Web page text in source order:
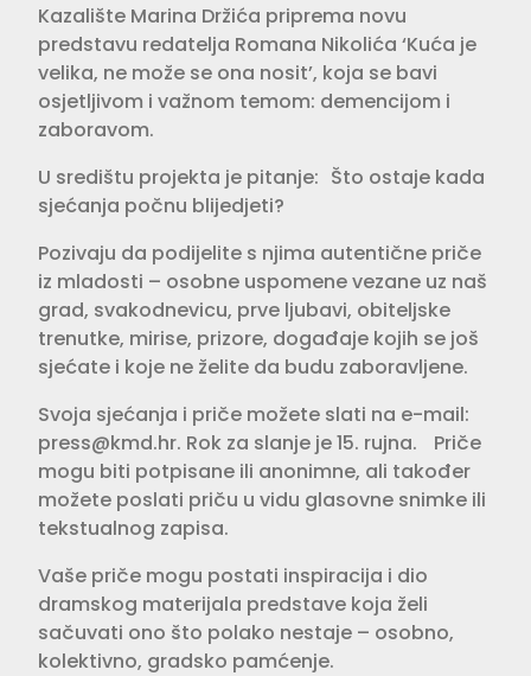
Kazalište Marina Držića priprema novu
predstavu redatelja Romana Nikolića ‘Kuća je
velika, ne može se ona nosit’, koja se bavi
osjetljivom i važnom temom: demencijom i
zaboravom.
U središtu projekta je pitanje: Što ostaje kada
sjećanja počnu blijedjeti?
Pozivaju da podijelite s njima autentične priče
iz mladosti – osobne uspomene vezane uz naš
grad, svakodnevicu, prve ljubavi, obiteljske
trenutke, mirise, prizore, događaje kojih se još
sjećate i koje ne želite da budu zaboravljene.
Svoja sjećanja i priče možete slati na e-mail:
press@kmd.hr. Rok za slanje je 15. rujna. Priče
mogu biti potpisane ili anonimne, ali također
možete poslati priču u vidu glasovne snimke ili
tekstualnog zapisa.
Vaše priče mogu postati inspiracija i dio
dramskog materijala predstave koja želi
sačuvati ono što polako nestaje – osobno,
kolektivno, gradsko pamćenje.